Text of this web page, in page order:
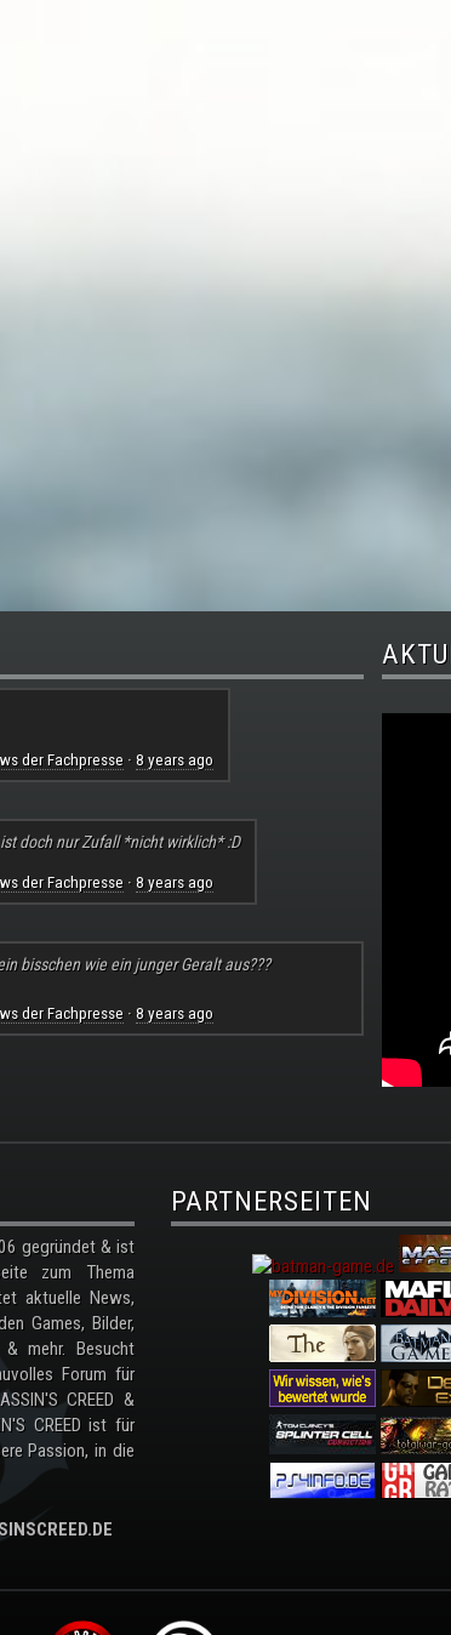
der Fachpresse· 8 years ago
doch nur Zufall *nicht wirklich* :D
der Fachpresse· 8 years ago
bisschen wie ein junger Geralt aus???
der Fachpresse· 8 years ago
gegründet & ist
zum Thema
aktuelle News,
Games, Bilder,
mehr. Besucht
Forum für
CREED &
CREED ist für
Passion, in die
PARTNERSEITEN